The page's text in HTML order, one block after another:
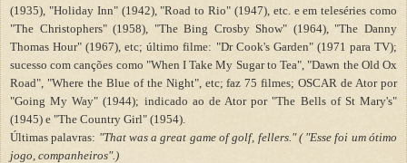
(1935), "Holiday Inn" (1942), "Road to Rio" (1947), etc. e em teleséries como
"The Christophers" (1958), "The Bing Crosby Show" (1964), "The Danny
Thomas Hour" (1967), etc; último filme: "Dr Cook's Garden" (1971 para TV);
sucesso com canções como "When I Take My Sugar to Tea", "Dawn the Old Ox
Road", "Where the Blue of the Night", etc; faz 75 filmes; OSCAR de Ator por
"Going My Way" (1944); indicado ao de Ator por "The Bells of St Mary's"
(1945) e "The Country Girl" (1954).
Últimas palavras: "That was a great game of golf, fellers." ( "Esse foi um ótimo
jogo, companheiros".)